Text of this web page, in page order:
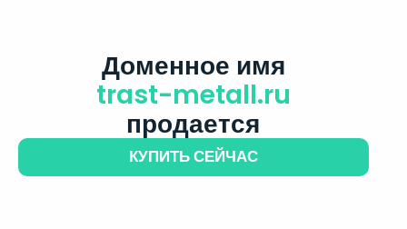
Доменное имя
trast-metall.ru
продается
КУПИТЬ СЕЙЧАС